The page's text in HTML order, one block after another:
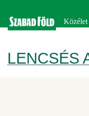
Közélet
LENCSÉS